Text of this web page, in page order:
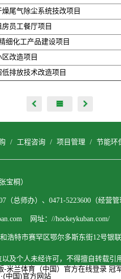
尾气除尘系统技改项目
员工餐厅项目
细化工产品建设项目
改造项目
排放技术改造项目
/ 工程咨询 / 项目管理 / 节能环
宝桐）
（总师办）、0471-5223600（经营管
网址：//hockeykuban.com/
浩特市赛罕区鄂尔多斯东街12号银
及个人未经许可，不得擅自转载引用
-米兰体育（中国）官方在线登录 冠
中国)官方网站